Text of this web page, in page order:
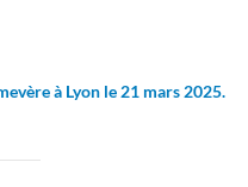
à Lyon le 21 mars 2025.